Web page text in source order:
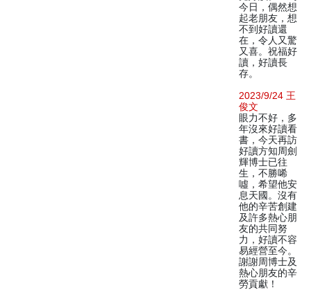
今日，偶然想
起老朋友，想
不到好讀還
在，令人又驚
又喜。祝福好
讀，好讀長
存。
2023/9/24 王
俊文
眼力不好，多
年沒來好讀看
書，今天再訪
好讀方知周劍
輝博士已往
生，不勝唏
噓，希望他安
息天國。沒有
他的辛苦創建
及許多熱心朋
友的共同努
力，好讀不容
易經營至今。
謝謝周博士及
熱心朋友的辛
勞貢獻！